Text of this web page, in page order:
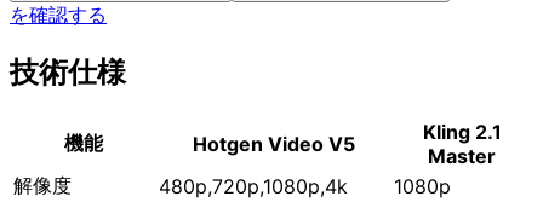
を確認する
技術仕様
機能 Hotgen Video V5
Kling 2.1
Master
解像度
480p,720p,1080p,4k
1080p